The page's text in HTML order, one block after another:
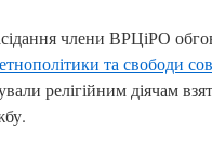
члени ВРЦіРО
та свободи
релігійним діячам